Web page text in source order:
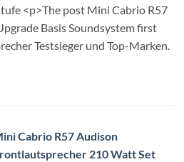
<p>The post Mini Cabrio R57
Basis Soundsystem first
Testsieger und Top-Marken.
Cabrio R57 Audison
210 Watt Set